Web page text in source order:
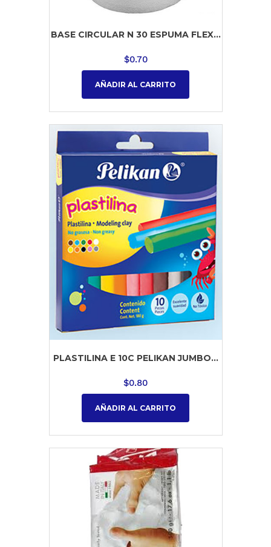
BASE CIRCULAR N 30 ESPUMA FLEX...
$0.70
AÑADIR AL CARRITO
PLASTILINA E 10C PELIKAN JUMBO...
$0.80
AÑADIR AL CARRITO